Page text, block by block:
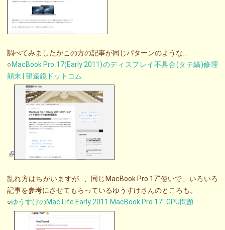
調べてみましたがこの方の記事が同じパターンのような…
○MacBook Pro 17(Early 2011)のディスプレイ不具合(タテ縞)修理
顛末 | 望遠鏡ドットコム
乱れ方はちがいますが…、同じMacBook Pro 17”使いで、いろいろ
記事を参考にさせてもらっているゆうすけさんのところも。
○ゆうすけのMac Life Early 2011 MacBook Pro 17″ GPU問題